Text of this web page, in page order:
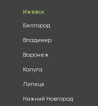
Ижевск
Белгород
Владимир
Воронеж
Калуга
Липецк
Нижний Новгород